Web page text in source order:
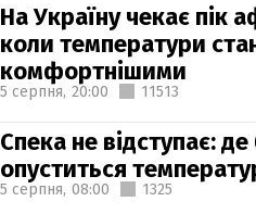
На Україну чекає пік
коли температури
комфортнішими
5 серпня, 20:00 11513
Спека не відступає:
опуститься
5 серпня, 08:00 1325